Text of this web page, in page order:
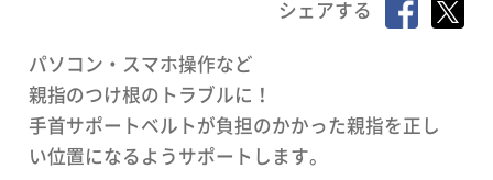
シェアする
パソコン・スマホ操作など
親指のつけ根のトラブルに！
手首サポートベルトが負担のかかった親指を正し
い位置になるようサポートします。